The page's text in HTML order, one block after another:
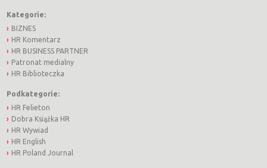
Kategorie:
BIZNES
HR Komentarz
HR BUSINESS PARTNER
Patronat medialny
HR Biblioteczka
Podkategorie:
HR Felieton
Dobra Książka HR
HR Wywiad
HR English
HR Poland Journal